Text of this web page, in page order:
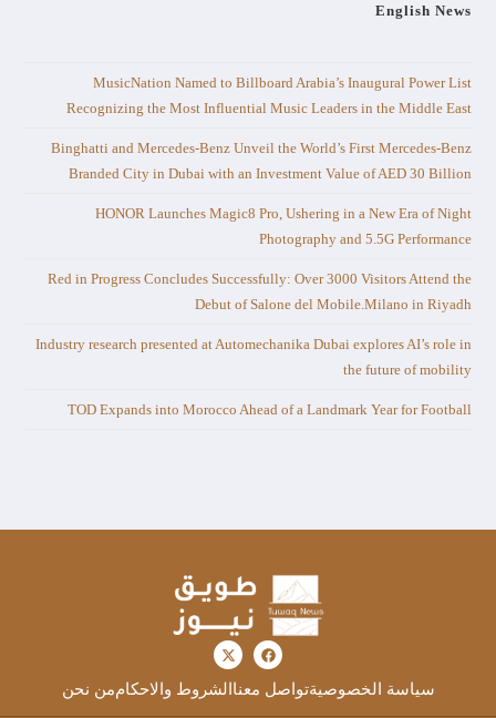
English News
MusicNation Named to Billboard Arabia’s Inaugural Power List
Recognizing the Most Influential Music Leaders in the Middle East
Binghatti and Mercedes-Benz Unveil the World’s First Mercedes-Benz
Branded City in Dubai with an Investment Value of AED 30 Billion
HONOR Launches Magic8 Pro, Ushering in a New Era of Night
Photography and 5.5G Performance
Red in Progress Concludes Successfully: Over 3000 Visitors Attend the
Debut of Salone del Mobile.Milano in Riyadh
Industry research presented at Automechanika Dubai explores AI’s role in
the future of mobility
TOD Expands into Morocco Ahead of a Landmark Year for Football
سياسة الخصوصيةتواصل معنا الشروط والاحكاممن نحن